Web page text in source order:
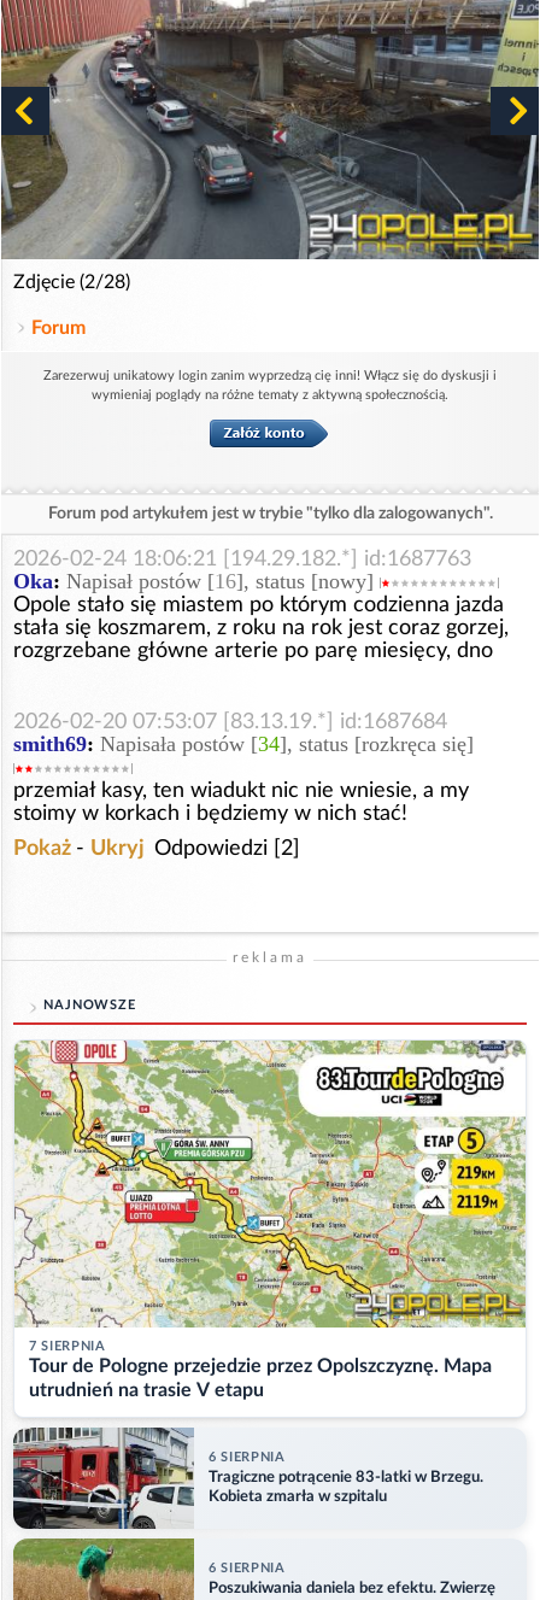
Zdjęcie (2/28)
Forum
Zarezerwuj unikatowy login zanim wyprzedzą cię inni! Włącz się do dyskusji i
wymieniaj poglądy na różne tematy z aktywną społecznością.
Forum pod artykułem jest w trybie "tylko dla zalogowanych".
2026-02-24 18:06:21 [194.29.182.*] id:1687763
Oka: Napisał postów [16], status [nowy]
Opole stało się miastem po którym codzienna jazda
stała się koszmarem, z roku na rok jest coraz gorzej,
rozgrzebane główne arterie po parę miesięcy, dno
2026-02-20 07:53:07 [83.13.19.*] id:1687684
smith69: Napisała postów [34], status [rozkręca się]
przemiał kasy, ten wiadukt nic nie wniesie, a my
stoimy w korkach i będziemy w nich stać!
Pokaż - Ukryj Odpowiedzi [2]
reklama
NAJNOWSZE
7 SIERPNIA
Tour de Pologne przejedzie przez Opolszczyznę. Mapa
utrudnień na trasie V etapu
6 SIERPNIA
Tragiczne potrącenie 83-latki w Brzegu.
Kobieta zmarła w szpitalu
6 SIERPNIA
Poszukiwania daniela bez efektu. Zwierzę